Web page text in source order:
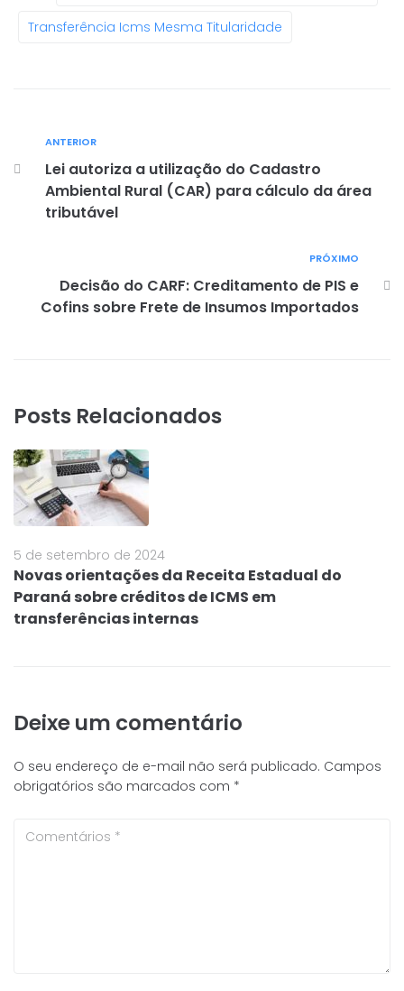
Transferência Icms Mesma Titularidade
ANTERIOR
Lei autoriza a utilização do Cadastro
Ambiental Rural (CAR) para cálculo da área
tributável
PRÓXIMO
Decisão do CARF: Creditamento de PIS e
Cofins sobre Frete de Insumos Importados
Posts Relacionados
5 de setembro de 2024
Novas orientações da Receita Estadual do
Paraná sobre créditos de ICMS em
transferências internas
Deixe um comentário
O seu endereço de e-mail não será publicado. Campos
obrigatórios são marcados com *